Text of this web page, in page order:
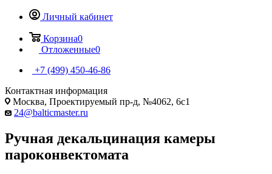
Личный кабинет
Корзина0
Отложенные0
+7 (499) 450-46-86
Контактная информация
Москва, Проектируемый пр-д, №4062, 6с1
24@balticmaster.ru
Ручная декальцинация камеры
пароконвектомата